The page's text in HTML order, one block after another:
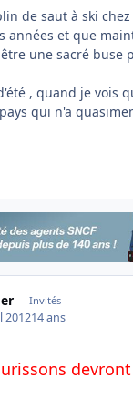
de saut à ski
années et que
une sacré buse
, quand je vois
qui n'a
Invités
201214 ans